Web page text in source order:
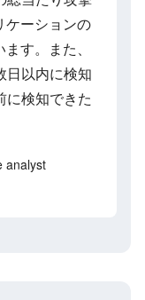
ケーションの
す。また、
日以内に検知
に検知できた
analyst